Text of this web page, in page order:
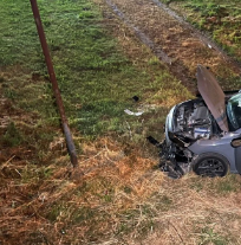
Kültür & Sanat
Sağlık
Siyaset
Teknoloji